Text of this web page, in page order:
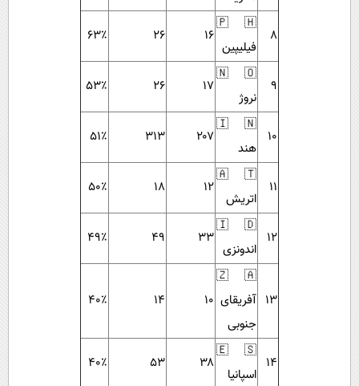
۸
🇵🇭
فیلیپین
۱۶ ۲۶ ۶۳٪
۹
🇳🇴
نروژ
۱۷ ۲۶ ۵۳٪
۱۰
🇮🇳
هند
۲۰۷ ۳۱۳ ۵۱٪
۱۱
🇦🇹
اتریش
۱۲ ۱۸ ۵۰٪
۱۲
🇮🇩
اندونزی
۳۳ ۴۹ ۴۹٪
۱۳
🇿🇦
آفریقای
جنوبی
۱۰ ۱۴ ۴۰٪
۱۴
🇪🇸
اسپانیا
۳۸ ۵۳ ۴۰٪